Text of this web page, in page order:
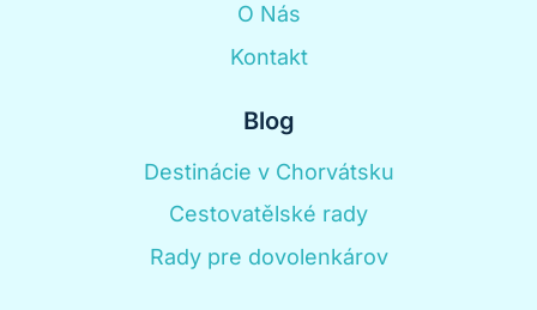
O Nás
Kontakt
Blog
Destinácie v Chorvátsku
Cestovatělské rady
Rady pre dovolenkárov